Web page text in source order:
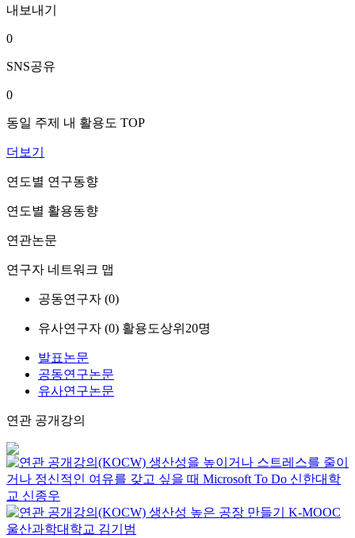
내보내기
0
SNS공유
0
동일 주제 내 활용도 TOP
더보기
연도별 연구동향
연도별 활용동향
연관논문
연구자 네트워크 맵
공동연구자 (0)
유사연구자 (0) 활용도상위20명
발표논문
공동연구논문
유사연구논문
연관 공개강의
생산성을 높이거나 스트레스를 줄이
거나 정신적인 여유를 갖고 싶을 때 Microsoft To Do 신한대학
교 신종우
생산성 높은 공장 만들기
K-MOOC
울산과학대학교 김기범